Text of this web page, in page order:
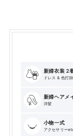
新婦衣装 2
ドレス & 色打
新婦ヘアメ
洋髪
小物一式
アクセサリー